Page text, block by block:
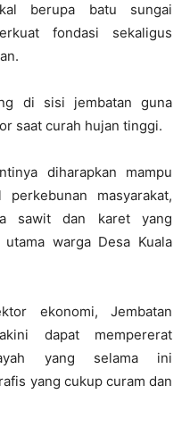
berupa batu sungai
fondasi sekaligus
di sisi jembatan guna
saat curah hujan tinggi.
diharapkan mampu
masyarakat,
sawit dan karet yang
warga Desa Kuala
ekonomi, Jembatan
dapat mempererat
yang selama ini
yang cukup curam dan